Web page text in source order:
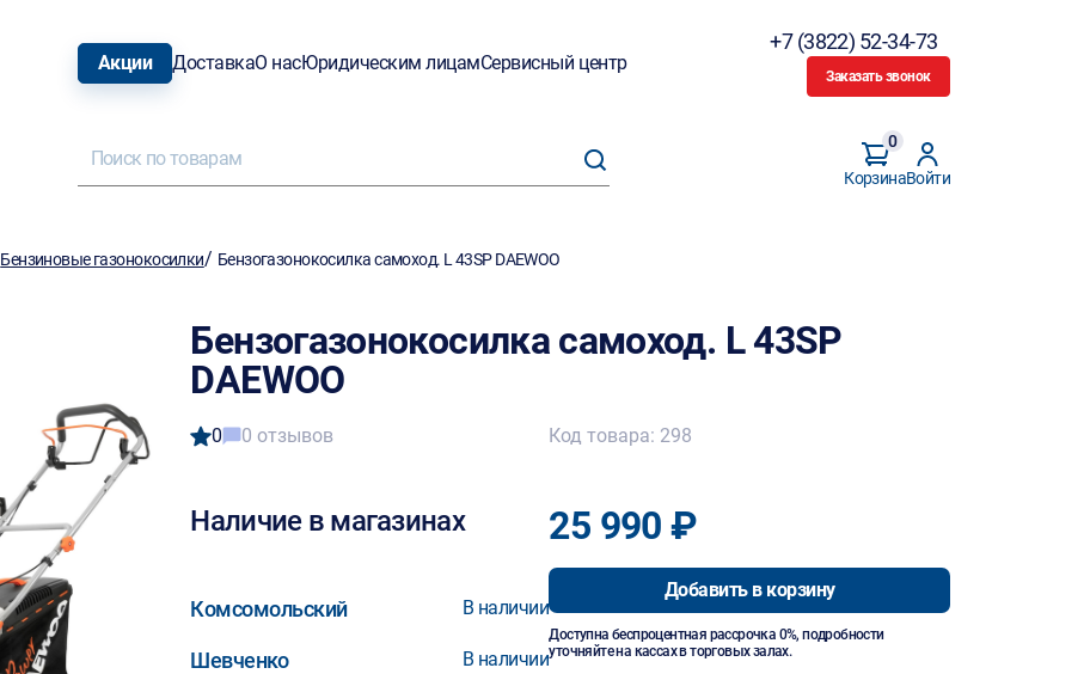
Акции ДоставкаО насЮридическим лицамСервисный центр
+7 (3822) 52-34-73
Заказать звонок
Корзина
0
Войти
Бензиновые газонокосилки/ Бензогазонокосилка самоход. L 43SP DAEWOO
Бензогазонокосилка самоход. L 43SP
DAEWOO
0 0 отзывов
Наличие в магазинах
Комсомольский В наличии
Шевченко В наличии
Код товара: 298
25 990 ₽
Добавить в корзину
Доступна беспроцентная рассрочка 0%, подробности
уточняйте на кассах в торговых залах.